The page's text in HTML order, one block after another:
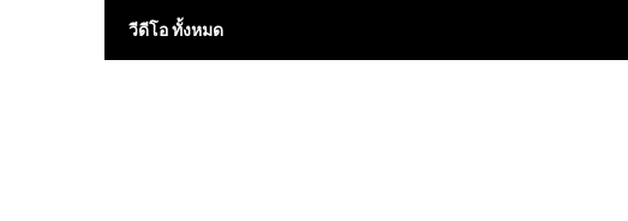
วีดีโอ ทั้งหมด